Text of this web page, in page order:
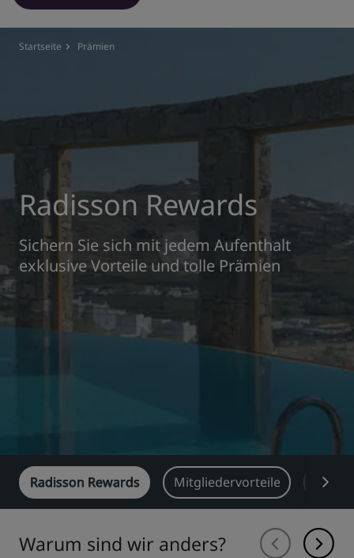
Park Plaza Park Inn by Radisson
Country Inn & Suites
Verbundene Marken in China
Kunlun Golden Tulip
Hotels im Stadtzentrum
Startseite Prämien
Radisson Rewards
Sichern Sie sich mit jedem Aufenthalt
exklusive Vorteile und tolle Prämien
Radisson Rewards Mitgliedervorteile
Warum sind wir anders?